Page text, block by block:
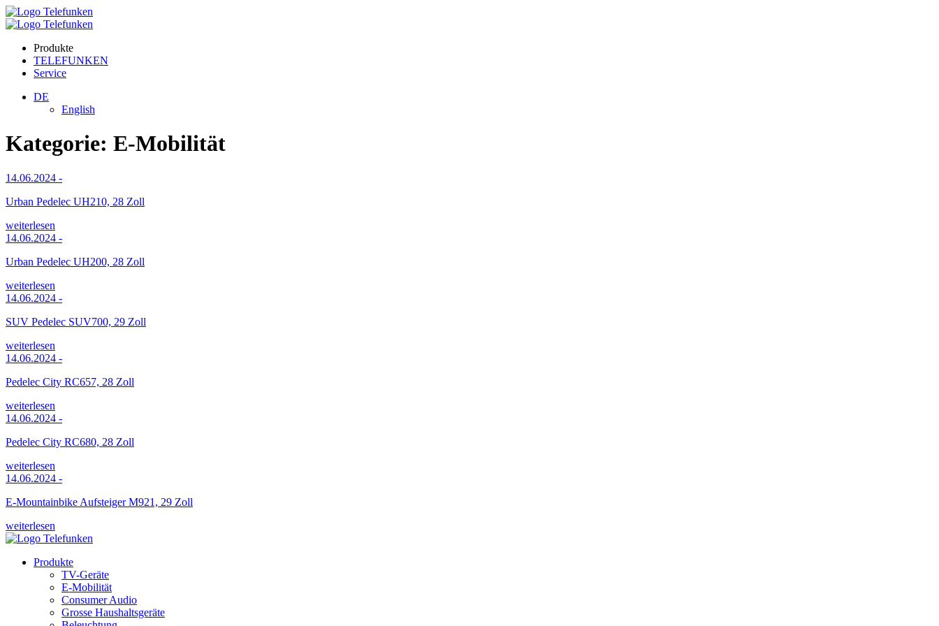
Produkte
TELEFUNKEN
Service
DE
English
Kategorie: E-Mobilität
14.06.2024 -
Urban Pedelec UH210, 28 Zoll
weiterlesen
14.06.2024 -
Urban Pedelec UH200, 28 Zoll
weiterlesen
14.06.2024 -
SUV Pedelec SUV700, 29 Zoll
weiterlesen
14.06.2024 -
Pedelec City RC657, 28 Zoll
weiterlesen
14.06.2024 -
Pedelec City RC680, 28 Zoll
weiterlesen
14.06.2024 -
E-Mountainbike Aufsteiger M921, 29 Zoll
weiterlesen
Produkte
TV-Geräte
E-Mobilität
Consumer Audio
Grosse Haushaltsgeräte